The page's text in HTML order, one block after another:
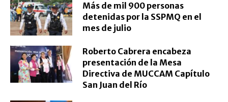
Más de mil 900 personas
detenidas por la SSPMQ en el
mes de julio
Roberto Cabrera encabeza
presentación de la Mesa
Directiva de MUCCAM Capítulo
San Juan del Río